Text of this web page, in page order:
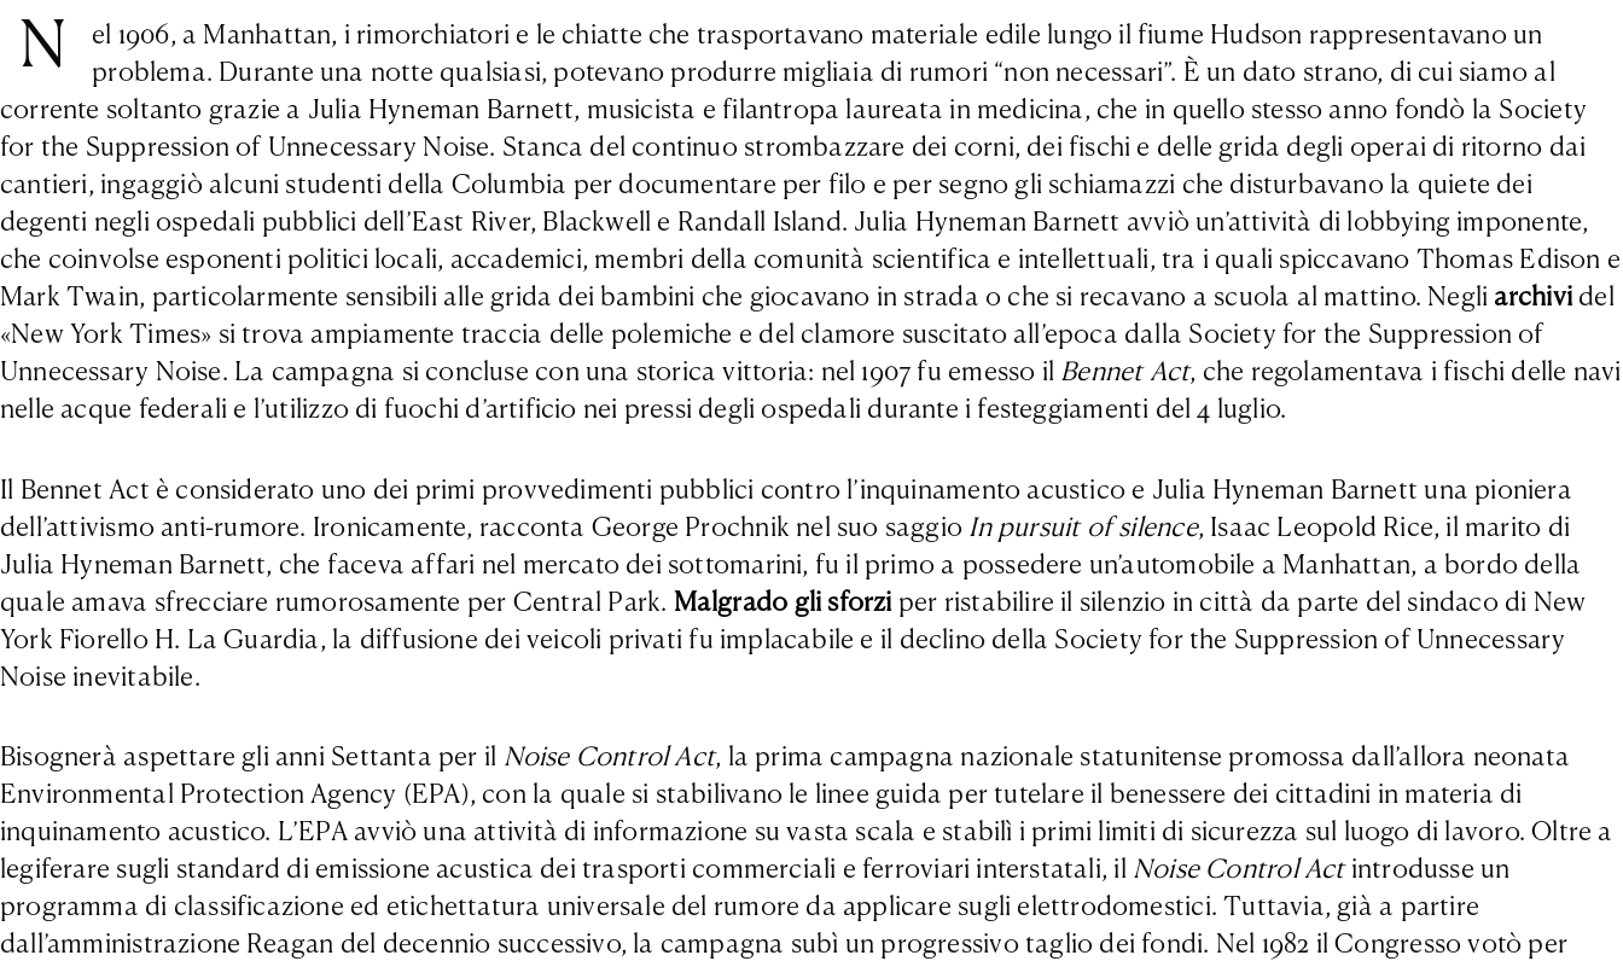
N
el 1906, a Manhattan, i rimorchiatori e le chiatte che trasportavano materiale edile lungo il fiume Hudson rappresentavano un
problema. Durante una notte qualsiasi, potevano produrre migliaia di rumori “non necessari”. È un dato strano, di cui siamo al
corrente soltanto grazie a Julia Hyneman Barnett, musicista e filantropa laureata in medicina, che in quello stesso anno fondò la Society
for the Suppression of Unnecessary Noise. Stanca del continuo strombazzare dei corni, dei fischi e delle grida degli operai di ritorno dai
cantieri, ingaggiò alcuni studenti della Columbia per documentare per filo e per segno gli schiamazzi che disturbavano la quiete dei
degenti negli ospedali pubblici dell’East River, Blackwell e Randall Island. Julia Hyneman Barnett avviò un’attività di lobbying imponente,
che coinvolse esponenti politici locali, accademici, membri della comunità scientifica e intellettuali, tra i quali spiccavano Thomas Edison e
Mark Twain, particolarmente sensibili alle grida dei bambini che giocavano in strada o che si recavano a scuola al mattino. Negli archivi del
«New York Times» si trova ampiamente traccia delle polemiche e del clamore suscitato all’epoca dalla Society for the Suppression of
Unnecessary Noise. La campagna si concluse con una storica vittoria: nel 1907 fu emesso il Bennet Act, che regolamentava i fischi delle navi
nelle acque federali e l’utilizzo di fuochi d’artificio nei pressi degli ospedali durante i festeggiamenti del 4 luglio.
Il Bennet Act è considerato uno dei primi provvedimenti pubblici contro l’inquinamento acustico e Julia Hyneman Barnett una pioniera
dell’attivismo anti-rumore. Ironicamente, racconta George Prochnik nel suo saggio In pursuit of silence, Isaac Leopold Rice, il marito di
Julia Hyneman Barnett, che faceva affari nel mercato dei sottomarini, fu il primo a possedere un’automobile a Manhattan, a bordo della
quale amava sfrecciare rumorosamente per Central Park. Malgrado gli sforzi per ristabilire il silenzio in città da parte del sindaco di New
York Fiorello H. La Guardia, la diffusione dei veicoli privati fu implacabile e il declino della Society for the Suppression of Unnecessary
Noise inevitabile.
Bisognerà aspettare gli anni Settanta per il Noise Control Act, la prima campagna nazionale statunitense promossa dall’allora neonata
Environmental Protection Agency (EPA), con la quale si stabilivano le linee guida per tutelare il benessere dei cittadini in materia di
inquinamento acustico. L’EPA avviò una attività di informazione su vasta scala e stabilì i primi limiti di sicurezza sul luogo di lavoro. Oltre a
legiferare sugli standard di emissione acustica dei trasporti commerciali e ferroviari interstatali, il Noise Control Actintrodusse un
programma di classificazione ed etichettatura universale del rumore da applicare sugli elettrodomestici. Tuttavia, già a partire
dall’amministrazione Reagan del decennio successivo, la campagna subì un progressivo taglio dei fondi. Nel 1982 il Congresso votò per